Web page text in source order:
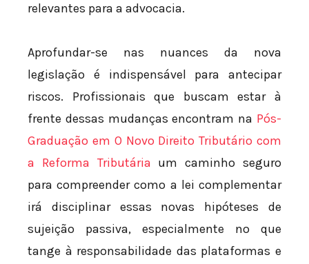
relevantes para a advocacia.
Aprofundar-se nas nuances da nova
legislação é indispensável para antecipar
riscos. Profissionais que buscam estar à
frente dessas mudanças encontram na Pós-
Graduação em O Novo Direito Tributário com
a Reforma Tributária um caminho seguro
para compreender como a lei complementar
irá disciplinar essas novas hipóteses de
sujeição passiva, especialmente no que
tange à responsabilidade das plataformas e